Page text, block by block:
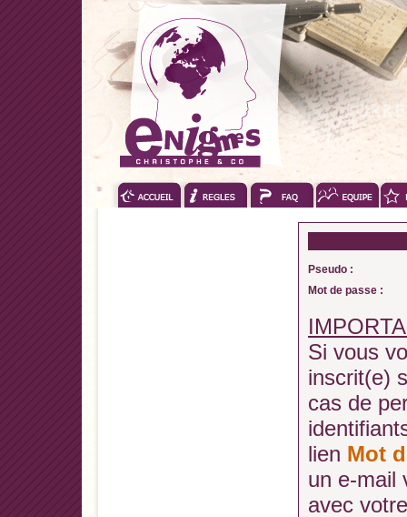
Pseudo :
Mot de passe :
Si vous
inscrit(e)
cas de
lien Mot
un e-mail
avec